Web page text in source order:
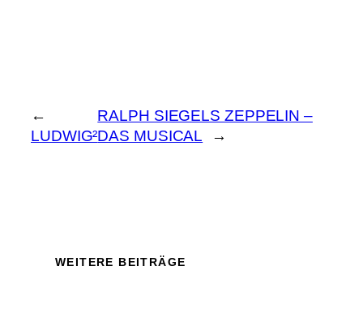
←
LUDWIG²
RALPH SIEGELS ZEPPELIN –
DAS MUSICAL
→
WEITERE BEITRÄGE